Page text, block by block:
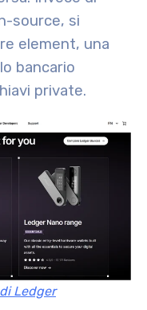
source, si
element, una
bancario
private.
Ledger